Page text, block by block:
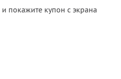
и покажите купон с экрана